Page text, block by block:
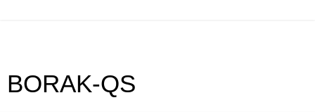
BORAK-QS